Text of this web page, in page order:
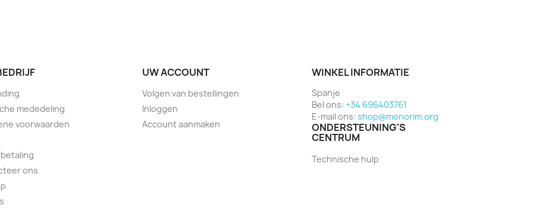
mededeling
voorwaarden
ons
UW ACCOUNT
Volgen van bestellingen
Inloggen
Account aanmaken
WINKEL INFORMATIE
Spanje
Bel ons: +34 696403761
E-mail ons: shop@monorim.org
ONDERSTEUNING'S
CENTRUM
Technische hulp